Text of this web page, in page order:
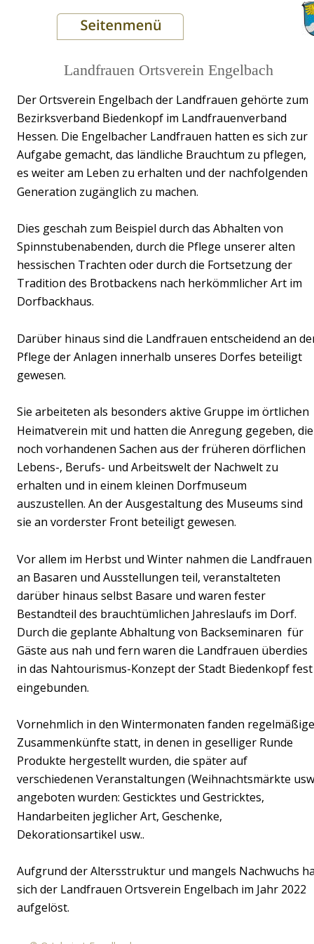
Landfrauen Ortsverein Engelbach
Der Ortsverein Engelbach der Landfrauen gehörte zum
Bezirksverband Biedenkopf im Landfrauenverband
Hessen. Die Engelbacher Landfrauen hatten es sich zur
Aufgabe gemacht, das ländliche Brauchtum zu pflegen,
es weiter am Leben zu erhalten und der nachfolgenden
Generation zugänglich zu machen.
Dies geschah zum Beispiel durch das Abhalten von
Spinnstubenabenden, durch die Pflege unserer alten
hessischen Trachten oder durch die Fortsetzung der
Tradition des Brotbackens nach herkömmlicher Art im
Dorfbackhaus.
Darüber hinaus sind die Landfrauen entscheidend an
Pflege der Anlagen innerhalb unseres Dorfes beteiligt
gewesen.
Sie arbeiteten als besonders aktive Gruppe im örtlichen
Heimatverein mit und hatten die Anregung gegeben,
noch vorhandenen Sachen aus der früheren dörflichen
Lebens-, Berufs- und Arbeitswelt der Nachwelt zu
erhalten und in einem kleinen Dorfmuseum
auszustellen. An der Ausgestaltung des Museums sind
sie an vorderster Front beteiligt gewesen.
Vor allem im Herbst und Winter nahmen die Landfrauen
an Basaren und Ausstellungen teil, veranstalteten
darüber hinaus selbst Basare und waren fester
Bestandteil des brauchtümlichen Jahreslaufs im Dorf.
Durch die geplante Abhaltung von Backseminaren  für
Gäste aus nah und fern waren die Landfrauen überdies
in das Nahtourismus-Konzept der Stadt Biedenkopf
eingebunden.
Vornehmlich in den Wintermonaten fanden
Zusammenkünfte statt, in denen in geselliger Runde
Produkte hergestellt wurden, die später auf
verschiedenen Veranstaltungen (Weihnachtsmärkte
angeboten wurden: Gesticktes und Gestricktes,
Handarbeiten jeglicher Art, Geschenke,
Dekorationsartikel usw..
Aufgrund der Altersstruktur und mangels Nachwuchs
sich der Landfrauen Ortsverein Engelbach im Jahr 2022
aufgelöst.